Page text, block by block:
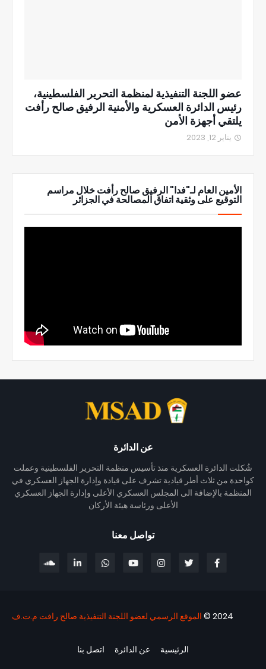
عضو اللجنة التنفيذية لمنظمة التحرير الفلسطينية،
رئيس الدائرة العسكرية والأمنية الرفيق صالح رأفت
يلتقي أجهزة الأمن
يناير 12, 2023
الأمين العام لـ"فدا" الرفيق صالح رأفت خلال مراسم
التوقيع على وثقية اتفاق المصالحة في الجزائر
عن الدائرة
شُكلت الدائرة العسكرية منذ تأسيس منظمة التحرير الفلسطينية وعملت
كواحدة من ثلاث أطر قيادية تشرف على قيادة وإدارة الجهاز العسكري في
المنظمة بالإضافة الى المجلس العسكري الأعلى وإدارة الجهاز العسكري
الأعلى ورئاسة هيئة الأركان
تواصل معنا
2024 © الموقع الرسمي لعضو اللجنة التنفيذية صالح رافت م.ت.ف
الرئيسية عن الدائرة اتصل بنا